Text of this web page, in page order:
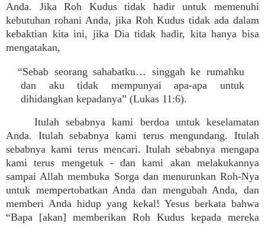
Anda. Jika Roh Kudus tidak hadir untuk memenuhi
kebutuhan rohani Anda, jika Roh Kudus tidak ada dalam
kebaktian kita ini, jika Dia tidak hadir, kita hanya bisa
mengatakan,
“Sebab seorang sahabatku… singgah ke rumahku
dan aku tidak mempunyai apa-apa untuk
dihidangkan kepadanya” (Lukas 11:6).
Itulah sebabnya kami berdoa untuk keselamatan
Anda. Itulah sebabnya kami terus mengundang. Itulah
sebabnya kami terus mencari. Itulah sebabnya mengapa
kami terus mengetuk - dan kami akan melakukannya
sampai Allah membuka Sorga dan menurunkan Roh-Nya
untuk mempertobatkan Anda dan mengubah Anda, dan
memberi Anda hidup yang kekal! Yesus berkata bahwa
“Bapa [akan] memberikan Roh Kudus kepada mereka